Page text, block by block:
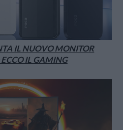
IL NUOVO MONITOR
ECCO IL GAMING